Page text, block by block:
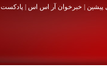
پیشین | خبرخوان آر اس اس |پادکست